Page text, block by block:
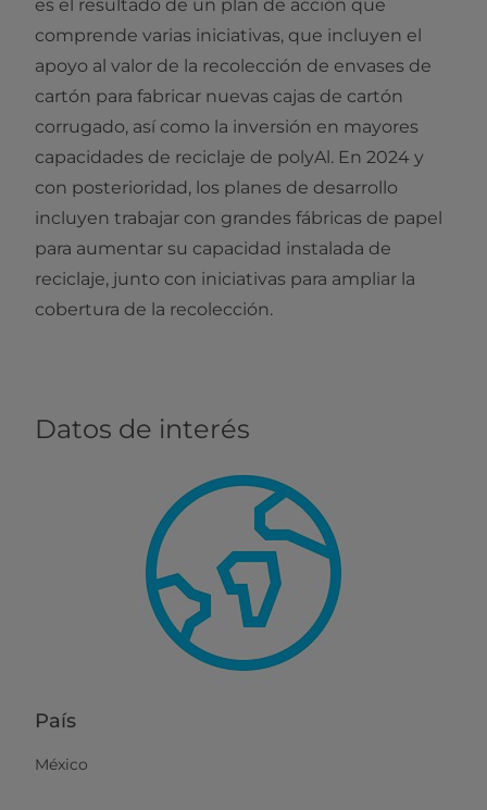
es el resultado de un plan de acción que
comprende varias iniciativas, que incluyen el
apoyo al valor de la recolección de envases de
cartón para fabricar nuevas cajas de cartón
corrugado, así como la inversión en mayores
capacidades de reciclaje de polyAl. En 2024 y
con posterioridad, los planes de desarrollo
incluyen trabajar con grandes fábricas de papel
para aumentar su capacidad instalada de
reciclaje, junto con iniciativas para ampliar la
cobertura de la recolección.
Datos de interés
País
México